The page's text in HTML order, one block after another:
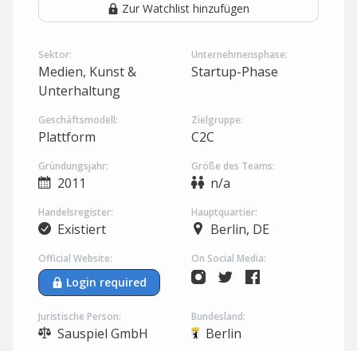
Zur Watchlist hinzufügen
Sektor:
Medien, Kunst &
Unterhaltung
Unternehmensphase:
Startup-Phase
Geschäftsmodell:
Plattform
Zielgruppe:
C2C
Gründungsjahr:
2011
Größe des Teams:
n/a
Handelsregister:
Existiert
Hauptquartier:
Berlin, DE
Official Website:
Login required
On Social Media:
Juristische Person:
Sauspiel GmbH
Bundesland:
Berlin